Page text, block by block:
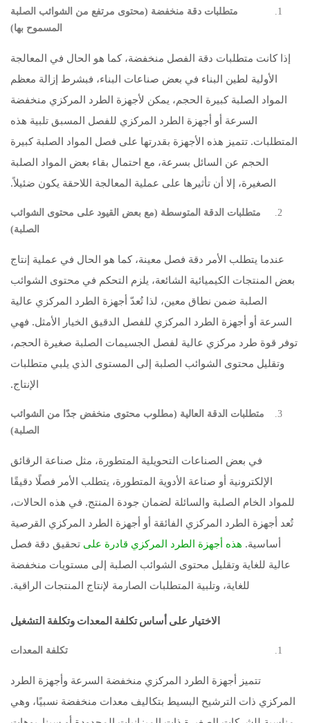
متطلبات دقة منخفضة (محتوى مرتفع من الشوائب الصلبة
المسموح بها)
إذا كانت متطلبات دقة الفصل منخفضة، كما هو الحال في المعالجة
الأولية لطين البناء في بعض صناعات البناء، فبشرط إزالة معظم
المواد الصلبة كبيرة الحجم، يمكن لأجهزة الطرد المركزي منخفضة
السرعة أو أجهزة الطرد المركزي للفصل المسبق تلبية هذه
المتطلبات. تتميز هذه الأجهزة بقدرتها على فصل المواد الصلبة كبيرة
الحجم عن السائل بسرعة، مع احتمال بقاء بعض المواد الصلبة
الصغيرة، إلا أن تأثيرها على عملية المعالجة اللاحقة يكون ضئيلاً.
متطلبات الدقة المتوسطة (مع بعض القيود على محتوى الشوائب
الصلبة)
عندما يتطلب الأمر دقة فصل معينة، كما هو الحال في عملية إنتاج
بعض المنتجات الكيميائية الشائعة، يلزم التحكم في محتوى الشوائب
الصلبة ضمن نطاق معين، لذا تُعدّ أجهزة الطرد المركزي عالية
السرعة أو أجهزة الطرد المركزي للفصل الدقيق الخيار الأمثل. فهي
توفر قوة طرد مركزي عالية لفصل الجسيمات الصلبة صغيرة الحجم،
وتقليل محتوى الشوائب الصلبة إلى المستوى الذي يلبي متطلبات
الإنتاج.
متطلبات الدقة العالية (مطلوب محتوى منخفض جدًا من الشوائب
الصلبة)
في بعض الصناعات التحويلية المتطورة، مثل صناعة الرقائق
الإلكترونية أو صناعة الأدوية المتطورة، يتطلب الأمر فصلًا دقيقًا
للمواد الخام الصلبة والسائلة لضمان جودة المنتج. في هذه الحالات،
تُعد أجهزة الطرد المركزي الفائقة أو أجهزة الطرد المركزي القرصية
أساسية. هذه أجهزة الطرد المركزي قادرة على تحقيق دقة فصل
عالية للغاية وتقليل محتوى الشوائب الصلبة إلى مستويات منخفضة
للغاية، وتلبية المتطلبات الصارمة لإنتاج المنتجات الراقية.
الاختيار على أساس تكلفة المعدات وتكلفة التشغيل
تكلفة المعدات
تتميز أجهزة الطرد المركزي منخفضة السرعة وأجهزة الطرد
المركزي ذات الترشيح البسيط بتكاليف معدات منخفضة نسبيًا، وهي